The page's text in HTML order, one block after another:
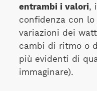
entrambi i valori,
confidenza con
variazioni dei
cambi di ritmo o
più evidenti di
immaginare).